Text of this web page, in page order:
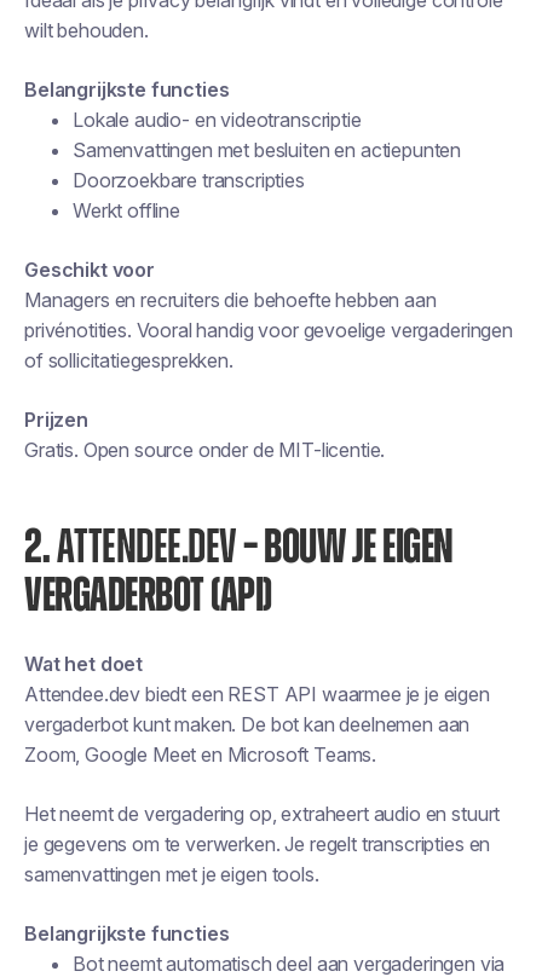
wilt behouden.
Belangrijkste functies
Lokale audio- en videotranscriptie
Samenvattingen met besluiten en actiepunten
Doorzoekbare transcripties
Werkt offline
Geschikt voor
Managers en recruiters die behoefte hebben aan
privénotities. Vooral handig voor gevoelige vergaderingen
of sollicitatiegesprekken.
Prijzen
Gratis. Open source onder de MIT-licentie.
2.ATTENDEE.DEV– BOUW JE EIGEN
VERGADERBOT (API)
Wat het doet
Attendee.dev biedt een REST API waarmee je je eigen
vergaderbot kunt maken. De bot kan deelnemen aan
Zoom, Google Meet en Microsoft Teams.
Het neemt de vergadering op, extraheert audio en stuurt
je gegevens om te verwerken. Je regelt transcripties en
samenvattingen met je eigen tools.
Belangrijkste functies
Bot neemt automatisch deel aan vergaderingen via